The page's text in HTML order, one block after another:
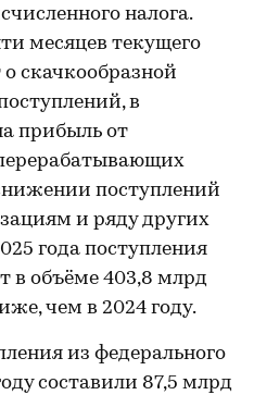
налога.
месяцев текущего
скачкообразной
в
прибыль от
поступлений
и ряду других
года поступления
в объёме 403,8 млрд
чем в 2024 году.
из федерального
составили 87,5 млрд